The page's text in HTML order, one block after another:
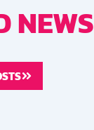
NEWS